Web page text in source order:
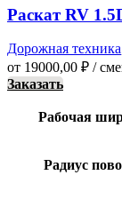
Раскат RV
Дорожная техника
от 19000,00 ₽ /
Заказать
Рабочая
Радиус